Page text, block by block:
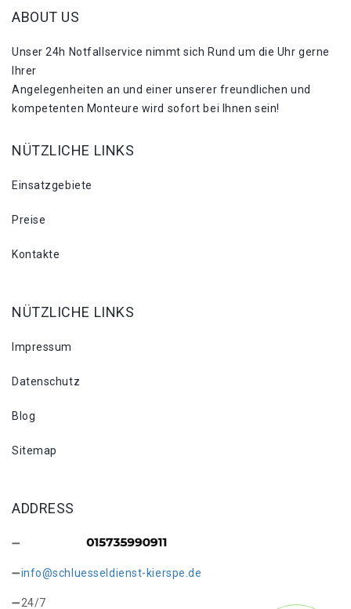
ABOUT US
Unser 24h Notfallservice nimmt sich Rund um die Uhr gerne
Ihrer
Angelegenheiten an und einer unserer freundlichen und
kompetenten Monteure wird sofort bei Ihnen sein!
NÜTZLICHE LINKS
Einsatzgebiete
Preise
Kontakte
NÜTZLICHE LINKS
Impressum
Datenschutz
Blog
Sitemap
ADDRESS
info@schluesseldienst-kierspe.de
24/7